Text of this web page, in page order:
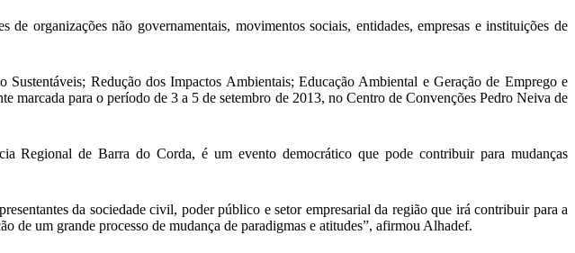
organizações não governamentais, movimentos sociais, entidades, empresas e instituições de
Redução dos Impactos Ambientais; Educação Ambiental e Geração de Emprego e
para o período de 3 a 5 de setembro de 2013, no Centro de Convenções Pedro Neiva de
Regional de Barra do Corda, é um evento democrático que pode contribuir para mudanças
da sociedade civil, poder público e setor empresarial da região que irá contribuir para a
um grande processo de mudança de paradigmas e atitudes”, afirmou Alhadef.